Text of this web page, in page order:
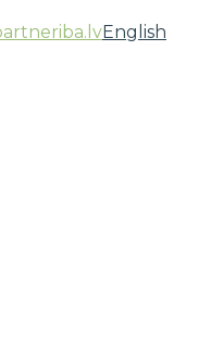
English